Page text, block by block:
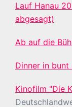
Lauf Hanau
abgesagt)
Ab auf die
Dinner in bunt
Kinofilm "Die